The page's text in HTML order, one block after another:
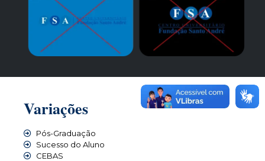
Variações
Pós-Graduação
Sucesso do Aluno
CEBAS